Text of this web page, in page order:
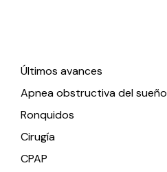
Últimos avances
Apnea obstructiva del sueño
Ronquidos
Cirugía
CPAP